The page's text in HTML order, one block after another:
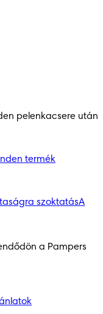
pelenkacsere után
termék
szoktatásA
a Pampers